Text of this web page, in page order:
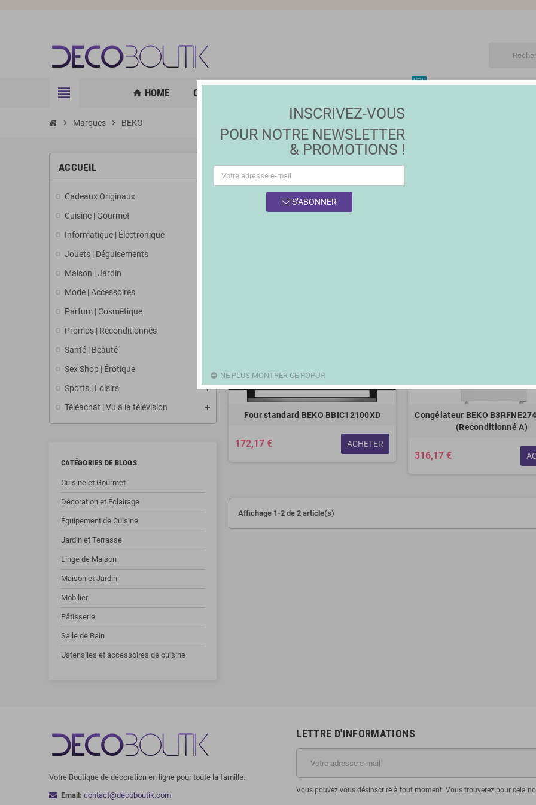
view_headline home HOME CUISINE | GOURMET
NEW
chevron_right Marques chevron_right BEKO
ACCUEIL
Cadeaux Originaux
Cuisine | Gourmet
Informatique | Électronique
Jouets | Déguisements
Maison | Jardin
Mode | Accessoires
Parfum | Cosmétique
Promos | Reconditionnés
Santé | Beauté
Sex Shop | Érotique
Sports | Loisirs
Téléachat | Vu à la télévision
CATÉGORIES DE BLOGS
Cuisine et Gourmet
Décoration et Éclairage
Équipement de Cuisine
Jardin et Terrasse
Linge de Maison
Maison et Jardin
Mobilier
Pâtisserie
Salle de Bain
Ustensiles et accessoires de cuisine
LISTE DES PRODUITS DE LA MARQUE BEKO
Il y a 2 produits.
Four standard BEKO BBIC12100XD
172,17 € ACHETER
Congélateur BEKO
(Reconditionné A)
316,17 €
Affichage 1-2 de 2 article(s)
Votre Boutique de décoration en ligne pour toute la famille.
Email: contact@decoboutik.com
LETTRE D'INFORMATIONS
Vous pouvez vous désinscrire à tout moment. Vous trouverez pour cela
INSCRIVEZ-VOUS
POUR NOTRE NEWSLETTER
& PROMOTIONS !
S’ABONNER
NE PLUS MONTRER CE POPUP.